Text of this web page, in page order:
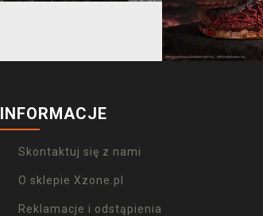
INFORMACJE
Skontaktuj się z nami
O sklepie Xzone.pl
Reklamacje i odstąpienia